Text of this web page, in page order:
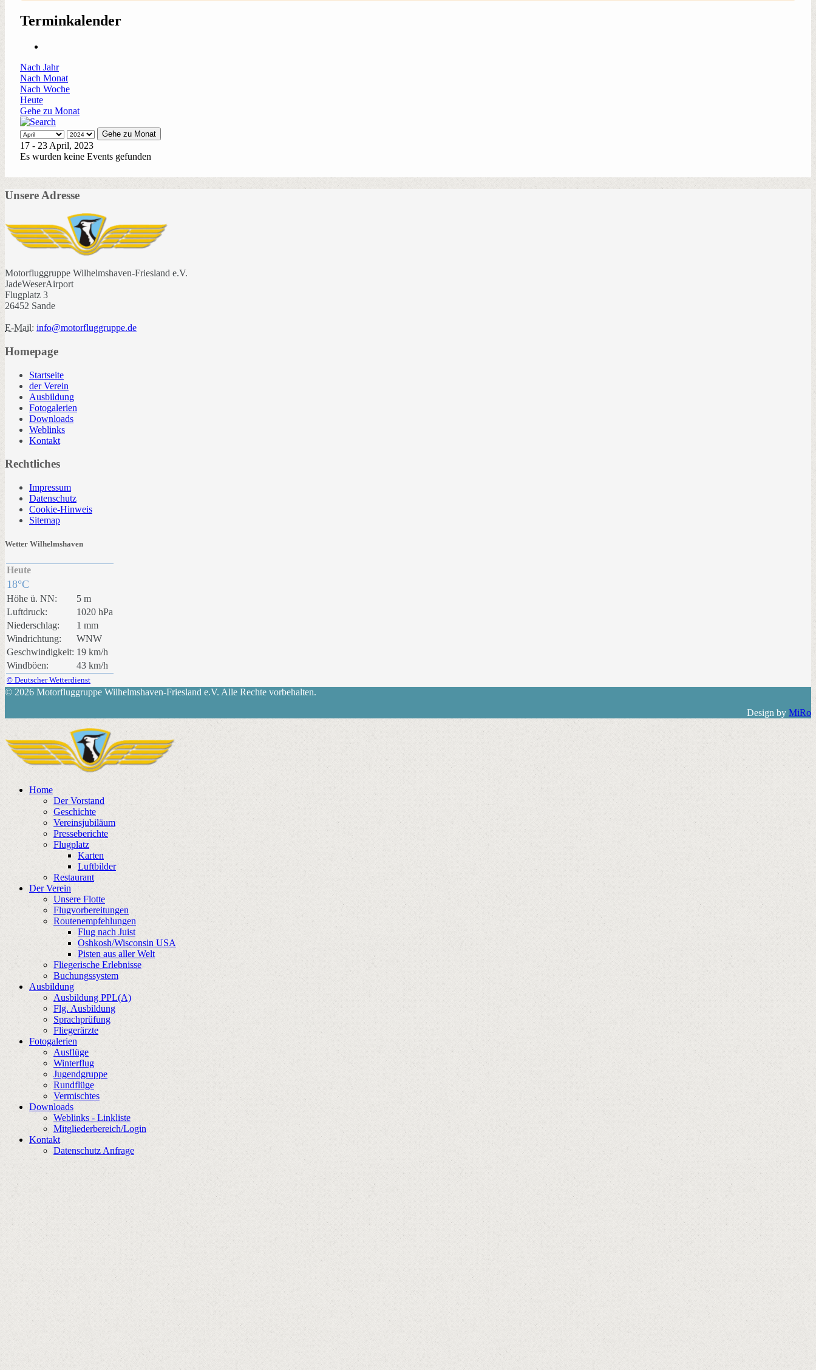
Terminkalender
Nach Jahr
Nach Monat
Nach Woche
Heute
Gehe zu Monat
Gehe zu Monat
17 - 23 April, 2023
Es wurden keine Events gefunden
Unsere Adresse
Motorfluggruppe Wilhelmshaven-Friesland e.V.
JadeWeserAirport
Flugplatz 3
26452 Sande
E-Mail: info@motorfluggruppe.de
Homepage
Startseite
der Verein
Ausbildung
Fotogalerien
Downloads
Weblinks
Kontakt
Rechtliches
Impressum
Datenschutz
Cookie-Hinweis
Sitemap
Wetter Wilhelmshaven
Heute
18°C
Höhe ü. NN:
5 m
Luftdruck:
1020 hPa
Niederschlag:
1 mm
Windrichtung:
WNW
Geschwindigkeit: 19 km/h
Windböen:
43 km/h
© Deutscher Wetterdienst
© 2026 Motorfluggruppe Wilhelmshaven-Friesland e.V. Alle Rechte vorbehalten.
Design by MiRo
Home
Der Vorstand
Geschichte
Vereinsjubiläum
Presseberichte
Flugplatz
Karten
Luftbilder
Restaurant
Der Verein
Unsere Flotte
Flugvorbereitungen
Routenempfehlungen
Flug nach Juist
Oshkosh/Wisconsin USA
Pisten aus aller Welt
Fliegerische Erlebnisse
Buchungssystem
Ausbildung
Ausbildung PPL(A)
Flg. Ausbildung
Sprachprüfung
Fliegerärzte
Fotogalerien
Ausflüge
Winterflug
Jugendgruppe
Rundflüge
Vermischtes
Downloads
Weblinks - Linkliste
Mitgliederbereich/Login
Kontakt
Datenschutz Anfrage